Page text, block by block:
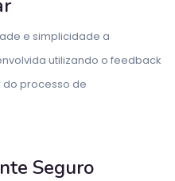
e simplicidade a
utilizando o feedback
do processo de
Seguro